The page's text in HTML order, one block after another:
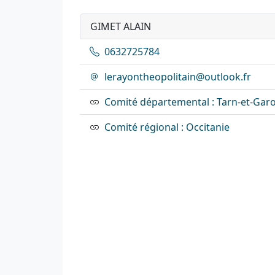
GIMET ALAIN
0632725784
lerayontheopolitain@outlook.fr
Comité départemental : Tarn-et-
Comité régional : Occitanie